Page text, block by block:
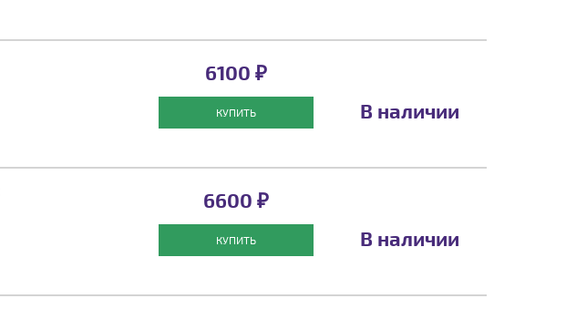
6100 ₽
КУПИТЬ В наличии
6600 ₽
КУПИТЬ В наличии